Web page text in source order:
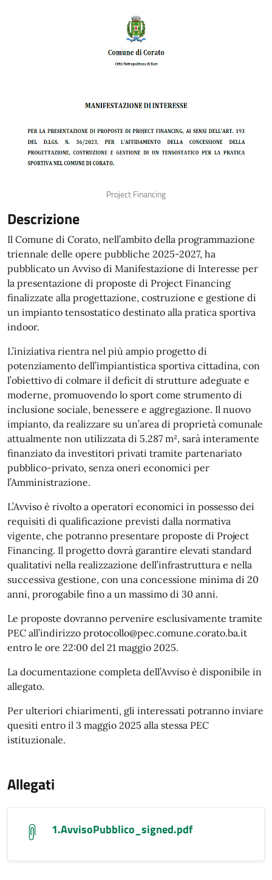
Project Financing
Descrizione
Il Comune di Corato, nell’ambito della programmazione
triennale delle opere pubbliche 2025-2027, ha
pubblicato un Avviso di Manifestazione di Interesse per
la presentazione di proposte di Project Financing
finalizzate alla progettazione, costruzione e gestione di
un impianto tensostatico destinato alla pratica sportiva
indoor.
L’iniziativa rientra nel più ampio progetto di
potenziamento dell’impiantistica sportiva cittadina, con
l’obiettivo di colmare il deficit di strutture adeguate e
moderne, promuovendo lo sport come strumento di
inclusione sociale, benessere e aggregazione. Il nuovo
impianto, da realizzare su un’area di proprietà comunale
attualmente non utilizzata di 5.287 m², sarà interamente
finanziato da investitori privati tramite partenariato
pubblico-privato, senza oneri economici per
l’Amministrazione.
L’Avviso è rivolto a operatori economici in possesso dei
requisiti di qualificazione previsti dalla normativa
vigente, che potranno presentare proposte di Project
Financing. Il progetto dovrà garantire elevati standard
qualitativi nella realizzazione dell’infrastruttura e nella
successiva gestione, con una concessione minima di 20
anni, prorogabile fino a un massimo di 30 anni.
Le proposte dovranno pervenire esclusivamente tramite
PEC all’indirizzo protocollo@pec.comune.corato.ba.it
entro le ore 22:00 del 21 maggio 2025.
La documentazione completa dell’Avviso è disponibile in
allegato.
Per ulteriori chiarimenti, gli interessati potranno inviare
quesiti entro il 3 maggio 2025 alla stessa PEC
istituzionale.
Allegati
1.AvvisoPubblico_signed.pdf